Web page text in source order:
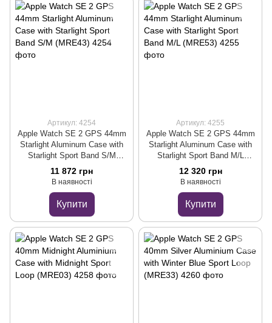
Артикул: 4254
Apple Watch SE 2 GPS 44mm
Starlight Aluminum Case with
Starlight Sport Band S/M
(MRE43)
11 872 грн
В наявності
Купити
Артикул: 4255
Apple Watch SE 2 GPS 44mm
Starlight Aluminum Case with
Starlight Sport Band M/L
(MRE53)
12 320 грн
В наявності
Купити